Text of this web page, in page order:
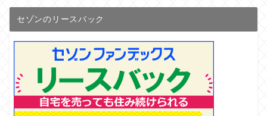
セゾンのリースバック